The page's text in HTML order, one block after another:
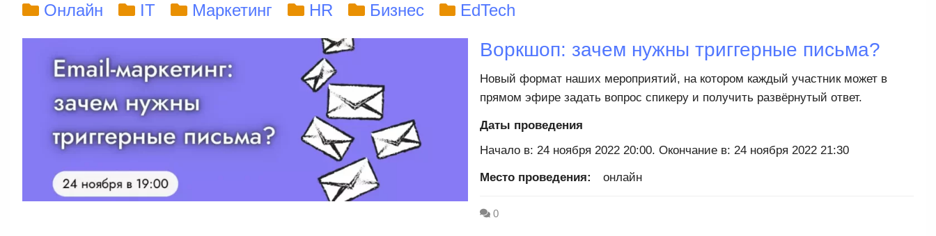
Онлайн IT Маркетинг HR Бизнес EdTech
Воркшоп: зачем нужны триггерные письма?
Новый формат наших мероприятий, на котором каждый участник может в
прямом эфире задать вопрос спикеру и получить развёрнутый ответ.
Даты проведения
Начало в: 24 ноября 2022 20:00. Окончание в: 24 ноября 2022 21:30
Место проведения: онлайн
0